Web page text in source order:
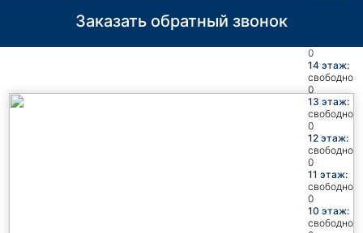
0
14 этаж:
свободно
0
13 этаж:
свободно
0
12 этаж:
свободно
0
11 этаж:
свободно
0
10 этаж:
свободно
Заказать обратный звонок